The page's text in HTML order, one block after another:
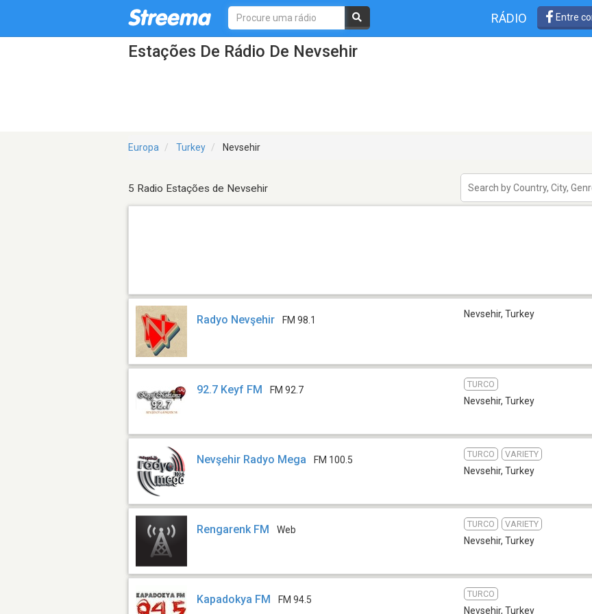
RÁDIO Entre
Estações De Rádio De Nevsehir
Europa Turkey Nevsehir
5 Radio Estações de Nevsehir
Radyo Nevşehir FM 98.1
Nevsehir, Turkey
92.7 Keyf FM FM 92.7
TURCO
Nevsehir, Turkey
Nevşehir Radyo Mega FM 100.5
TURCO VARIETY
Nevsehir, Turkey
Rengarenk FM Web
TURCO VARIETY
Nevsehir, Turkey
Kapadokya FM FM 94.5
TURCO
Nevsehir, Turkey